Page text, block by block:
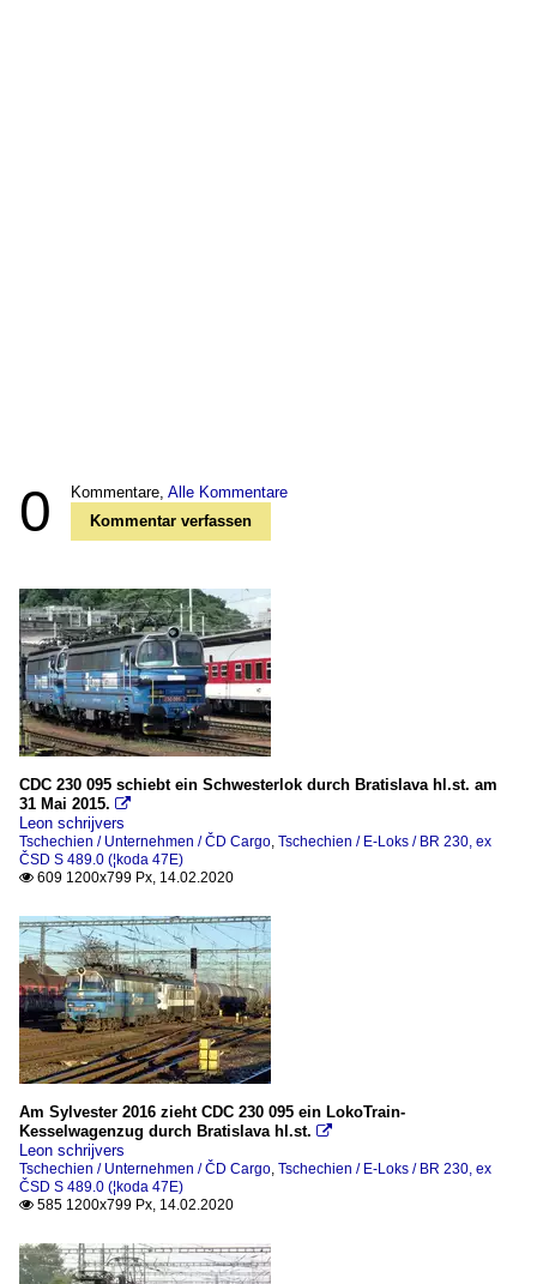
0 Kommentare, Alle Kommentare
Kommentar verfassen
CDC 230 095 schiebt ein Schwesterlok durch Bratislava hl.st. am
31 Mai 2015. 
Leon schrijvers
Tschechien / Unternehmen / ČD Cargo Tschechien / E-Loks / BR 230, ex
ČSD S 489.0 (¦koda 47E)
 609 1200x799 Px, 14.02.2020
Am Sylvester 2016 zieht CDC 230 095 ein LokoTrain-
Kesselwagenzug durch Bratislava hl.st. 
Leon schrijvers
Tschechien / Unternehmen / ČD Cargo Tschechien / E-Loks / BR 230, ex
ČSD S 489.0 (¦koda 47E)
 585 1200x799 Px, 14.02.2020